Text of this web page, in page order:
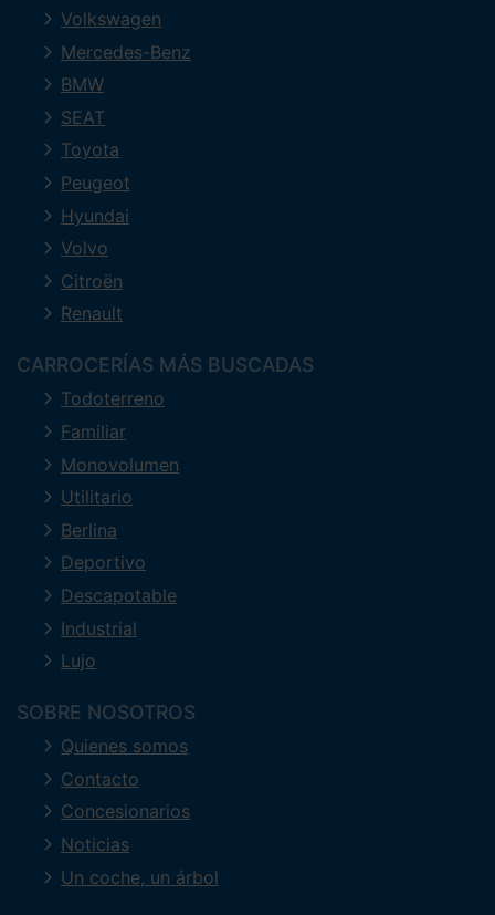
Volkswagen
Mercedes-Benz
BMW
SEAT
Toyota
Peugeot
Hyundai
Volvo
Citroën
Renault
CARROCERÍAS MÁS BUSCADAS
Todoterreno
Familiar
Monovolumen
Utilitario
Berlina
Deportivo
Descapotable
Industrial
Lujo
SOBRE NOSOTROS
Quienes somos
Contacto
Concesionarios
Noticias
Un coche, un árbol